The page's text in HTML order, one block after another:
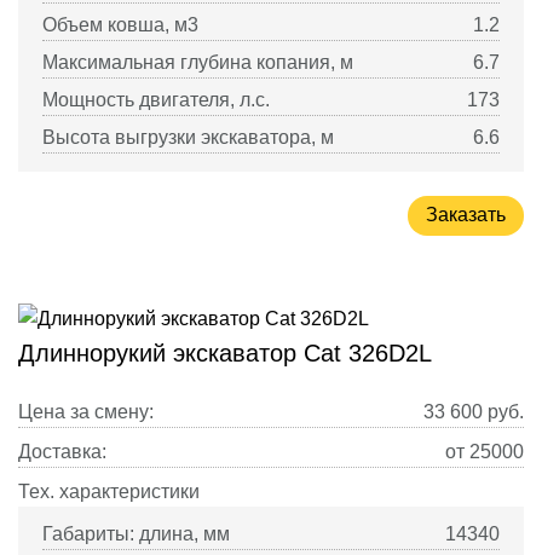
Объем ковша, м3
1.2
Максимальная глубина копания, м
6.7
Мощность двигателя, л.с.
173
Высота выгрузки экскаватора, м
6.6
Заказать
Длиннорукий экскаватор Cat 326D2L
Цена за смену: 33 600 руб.
Доставка:
от 25000
Тех. характеристики
Габариты: длина, мм
14340